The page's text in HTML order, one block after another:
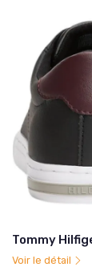
Tommy
Voir le détail